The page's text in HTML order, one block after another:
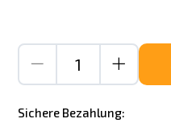
Sichere Bezahlung: